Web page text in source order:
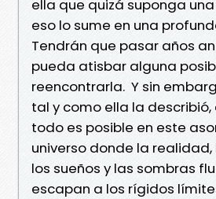
ella que quizá suponga
eso lo sume en una
Tendrán que pasar años
pueda atisbar alguna
reencontrarla. Y sin
tal y como ella la describió,
todo es posible en este
universo donde la
los sueños y las sombras
escapan a los rígidos